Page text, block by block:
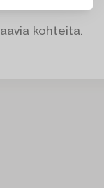
kohteita.